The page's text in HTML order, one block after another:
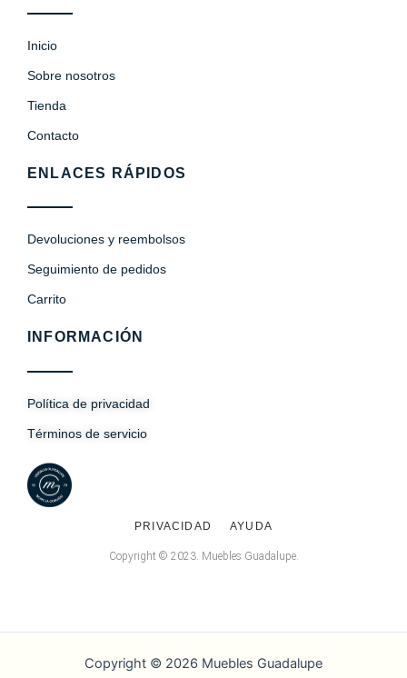
Inicio
Sobre nosotros
Tienda
Contacto
ENLACES RÁPIDOS
Devoluciones y reembolsos
Seguimiento de pedidos
Carrito
INFORMACIÓN
Política de privacidad
Términos de servicio
PRIVACIDAD AYUDA
Copyright © 2023. Muebles Guadalupe.
Copyright © 2026 Muebles Guadalupe